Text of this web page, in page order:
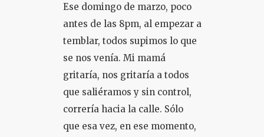
Ese domingo de marzo, poco
antes de las 8pm, al empezar a
temblar, todos supimos lo que
se nos venía. Mi mamá
gritaría, nos gritaría a todos
que saliéramos y sin control,
correría hacia la calle. Sólo
que esa vez, en ese momento,